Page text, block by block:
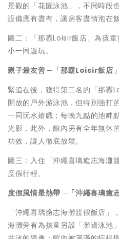
景觀的「花園泳池」，不同時段
設備應有盡有，讓房客盡情泡在
圖二：「那霸Loisir飯店」為孩
小一同遊玩。
親子最友善 ─「那霸Loisir飯店」
緊追在後，獲得第二名的「那霸
開放的戶外游泳池，但特別強打
一同玩水嬉戲；每晚九點的池畔
光影，此外，館內另有全年無休
功效，讓人徹底放鬆。
圖三：入住「沖繩喜璃癒志海灘
度假行程。
度假風情最熱帶 ─ 「沖繩喜璃癒
「沖繩喜璃癒志海灘渡假飯店」
海灘旁有為孩童另設「灘邊泳池